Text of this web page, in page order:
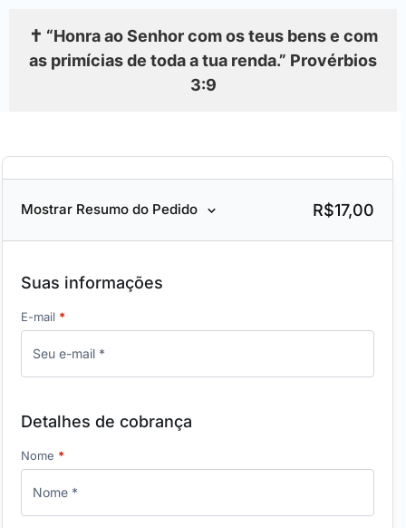
✝️ “Honra ao Senhor com os teus bens e com
as primícias de toda a tua renda.” Provérbios
3:9
Mostrar Resumo do Pedido R$17,00
Suas informações
E-mail *
Detalhes de cobrança
Nome *